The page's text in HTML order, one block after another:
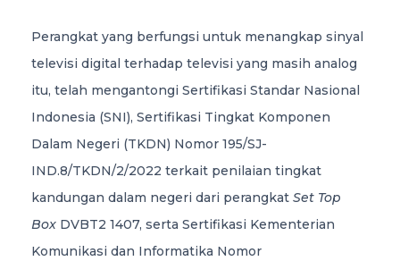
Perangkat yang berfungsi untuk menangkap sinyal
televisi digital terhadap televisi yang masih analog
itu, telah mengantongi Sertifikasi Standar Nasional
Indonesia (SNI), Sertifikasi Tingkat Komponen
Dalam Negeri (TKDN) Nomor 195/SJ-
IND.8/TKDN/2/2022 terkait penilaian tingkat
kandungan dalam negeri dari perangkat Set Top
Box DVBT2 1407, serta Sertifikasi Kementerian
Komunikasi dan Informatika Nomor